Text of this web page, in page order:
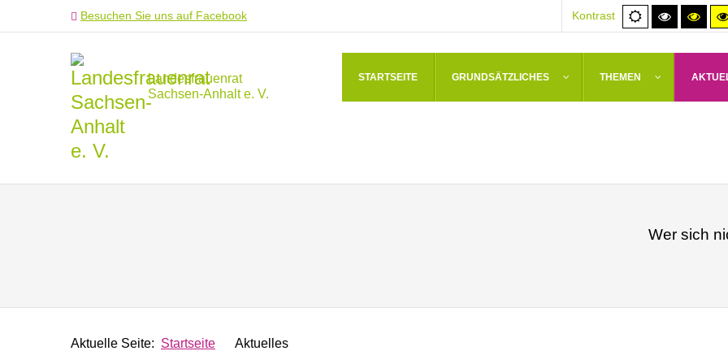
Besuchen Sie uns auf Facebook Kontrast
Normale
Ansicht
Hoher
Kontrast
Landesfrauenrat
Sachsen-Anhalt e. V.
STARTSEITE GRUNDSÄTZLICHES THEMEN
Wer sich
Aktuelle Seite: Startseite Aktuelles